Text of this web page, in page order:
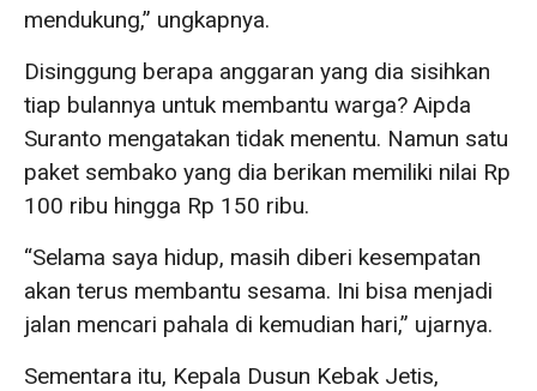
mendukung,” ungkapnya.
Disinggung berapa anggaran yang dia sisihkan
tiap bulannya untuk membantu warga? Aipda
Suranto mengatakan tidak menentu. Namun satu
paket sembako yang dia berikan memiliki nilai Rp
100 ribu hingga Rp 150 ribu.
“Selama saya hidup, masih diberi kesempatan
akan terus membantu sesama. Ini bisa menjadi
jalan mencari pahala di kemudian hari,” ujarnya.
Sementara itu, Kepala Dusun Kebak Jetis,